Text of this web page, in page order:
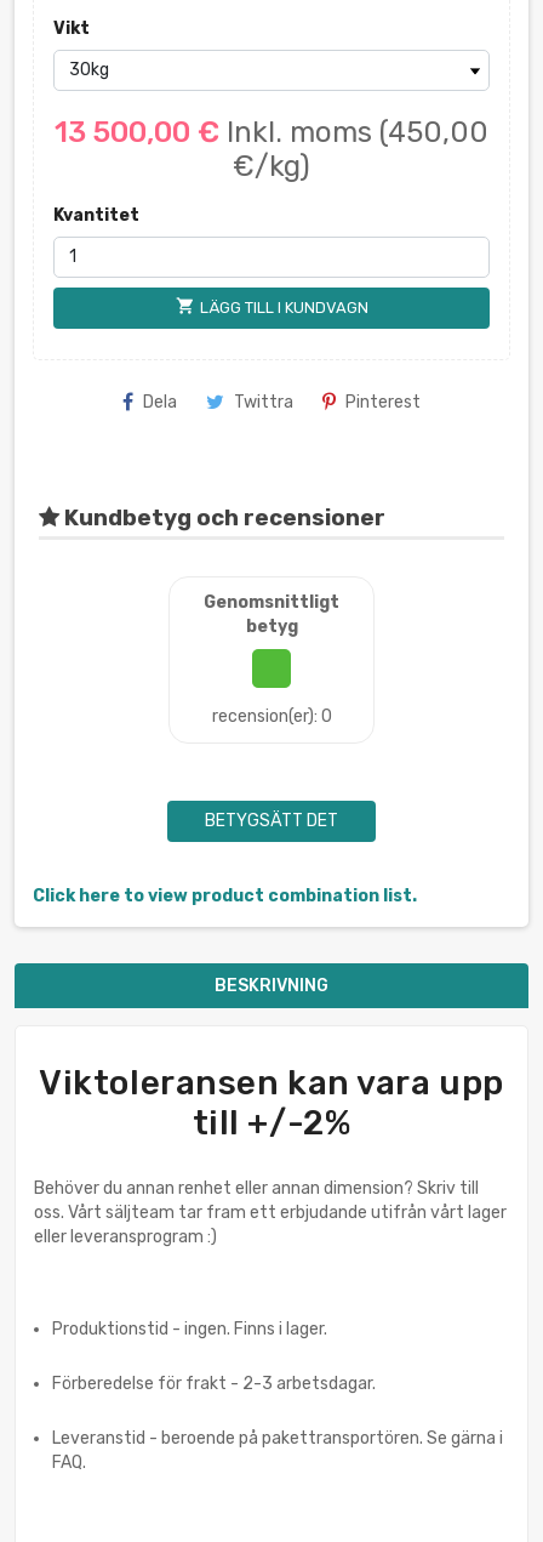
Vikt
13 500,00 € Inkl. moms (450,00
€/kg)
Kvantitet
shopping_cart LÄGG TILL I KUNDVAGN
Dela Twittra Pinterest
Kundbetyg och recensioner
Genomsnittligt
betyg
recension(er): 0
BETYGSÄTT DET
Click here to view product combination list.
BESKRIVNING
Viktoleransen kan vara upp
till +/-2%
Behöver du annan renhet eller annan dimension? Skriv till
oss. Vårt säljteam tar fram ett erbjudande utifrån vårt lager
eller leveransprogram :)
Produktionstid - ingen. Finns i lager.
Förberedelse för frakt - 2-3 arbetsdagar.
Leveranstid - beroende på pakettransportören. Se gärna i
FAQ.